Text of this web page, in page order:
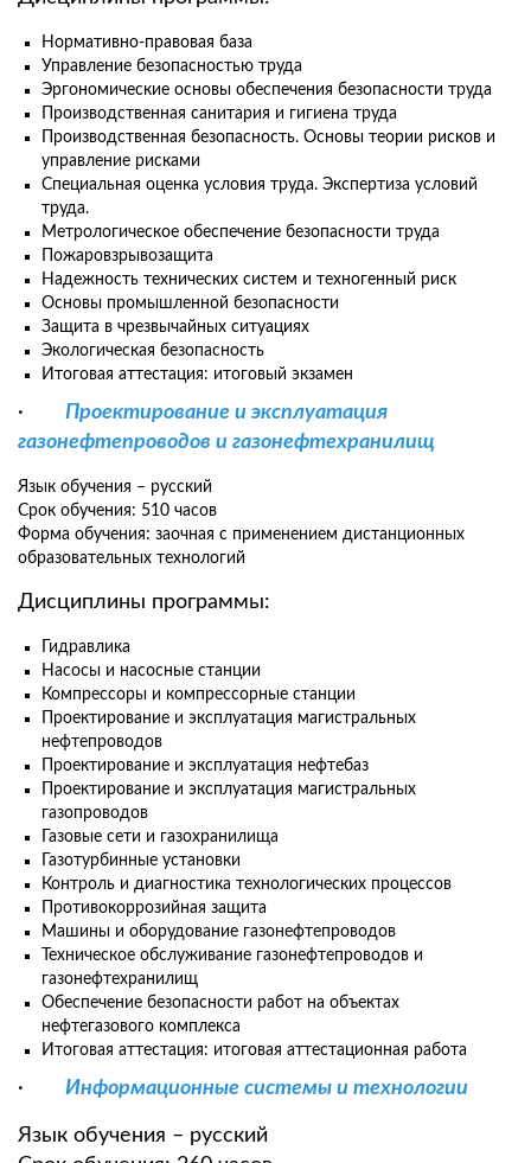
Нормативно-правовая база
Управление безопасностью труда
Эргономические основы обеспечения безопасности труда
Производственная санитария и гигиена труда
Производственная безопасность. Основы теории рисков и
управление рисками
Специальная оценка условия труда. Экспертиза условий
труда.
Метрологическое обеспечение безопасности труда
Пожаровзрывозащита
Надежность технических систем и техногенный риск
Основы промышленной безопасности
Защита в чрезвычайных ситуациях
Экологическая безопасность
Итоговая аттестация: итоговый экзамен
· Проектирование и эксплуатация
газонефтепроводов и газонефтехранилищ
Язык обучения – русский
Срок обучения: 510 часов
Форма обучения: заочная с применением дистанционных
образовательных технологий
Дисциплины программы:
Гидравлика
Насосы и насосные станции
Компрессоры и компрессорные станции
Проектирование и эксплуатация магистральных
нефтепроводов
Проектирование и эксплуатация нефтебаз
Проектирование и эксплуатация магистральных
газопроводов
Газовые сети и газохранилища
Газотурбинные установки
Контроль и диагностика технологических процессов
Противокоррозийная защита
Машины и оборудование газонефтепроводов
Техническое обслуживание газонефтепроводов и
газонефтехранилищ
Обеспечение безопасности работ на объектах
нефтегазового комплекса
Итоговая аттестация: итоговая аттестационная работа
· Информационные системы и технологии
Язык обучения – русский